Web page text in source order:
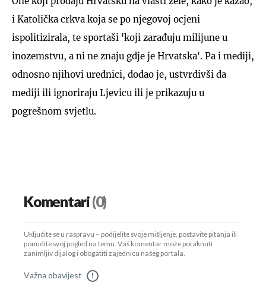
i Katolička crkva koja se po njegovoj ocjeni
ispolitizirala, te sportaši 'koji zarađuju milijune u
inozemstvu, a ni ne znaju gdje je Hrvatska'. Pa i mediji,
odnosno njihovi urednici, dodao je, ustvrdivši da
mediji ili ignoriraju Ljevicu ili je prikazuju u
pogrešnom svjetlu.
Komentari(0)
Uključite se u raspravu – podijelite svoje mišljenje, postavite pitanja ili
ponudite svoj pogled na temu. Vaš komentar može potaknuti
zanimljiv dijalog i obogatiti zajednicu našeg portala.
Važna obavijest !